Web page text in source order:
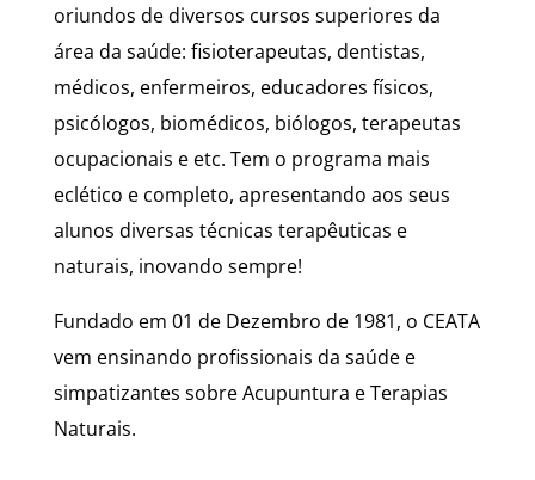
oriundos de diversos cursos superiores da
área da saúde: fisioterapeutas, dentistas,
médicos, enfermeiros, educadores físicos,
psicólogos, biomédicos, biólogos, terapeutas
ocupacionais e etc. Tem o programa mais
eclético e completo, apresentando aos seus
alunos diversas técnicas terapêuticas e
naturais, inovando sempre!
Fundado em 01 de Dezembro de 1981, o CEATA
vem ensinando profissionais da saúde e
simpatizantes sobre Acupuntura e Terapias
Naturais.